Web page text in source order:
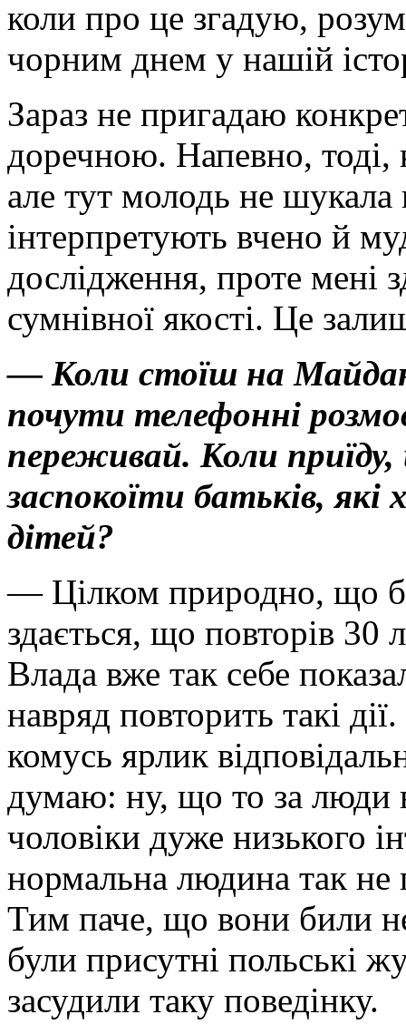
коли про це згадую,
чорним днем у нашій
Зараз не пригадаю
доречною. Напевно, тоді,
але тут молодь не шукала
інтерпретують вчено й
дослідження, проте мені
сумнівної якості. Це
— Коли стоїш на
почути телефонні
переживай. Коли
заспокоїти батьків, які
дітей?
— Цілком природно, що
здається, що повторів 30
Влада вже так себе
навряд повторить такі
комусь ярлик
думаю: ну, що то за люди
чоловіки дуже низького
нормальна людина так
Тим паче, що вони били
були присутні польські
засудили таку поведінку.